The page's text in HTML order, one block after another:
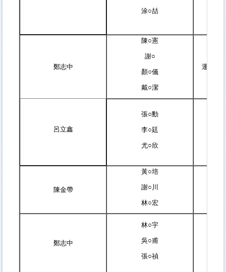
涂○喆
鄭志中
陳○憲
謝○
顏○儀
戴○潔
運用
呂立鑫
張○勳
李○廷
尤○欣
陳金帶
黃○培
謝○川
林○宏
鄭志中
林○宇
吳○甫
張○禎